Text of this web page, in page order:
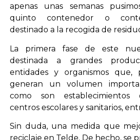
apenas unas semanas
quinto contenedor o
destinado a la recogida de
La primera fase de este
destinada a grandes
entidades y organismos que,
generan un volumen
como son establecimientos
centros escolares y sanitarios,
Sin duda, una medida que
reciclaje en Telde. De hecho, se